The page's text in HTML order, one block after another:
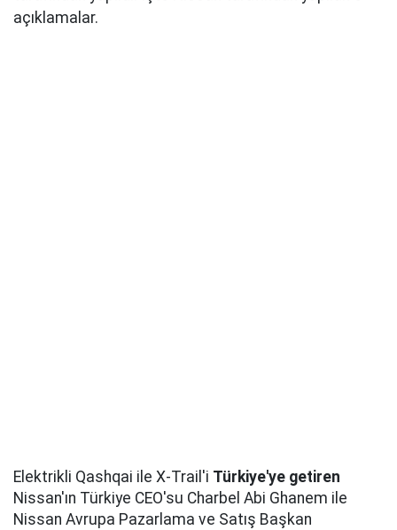
açıklamalar.
Elektrikli Qashqai ile X-Trail'i Türkiye'ye getiren
Nissan'ın Türkiye CEO'su Charbel Abi Ghanem ile
Nissan Avrupa Pazarlama ve Satış Başkan